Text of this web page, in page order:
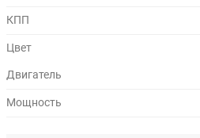
КПП
Цвет
Двигатель
Мощность